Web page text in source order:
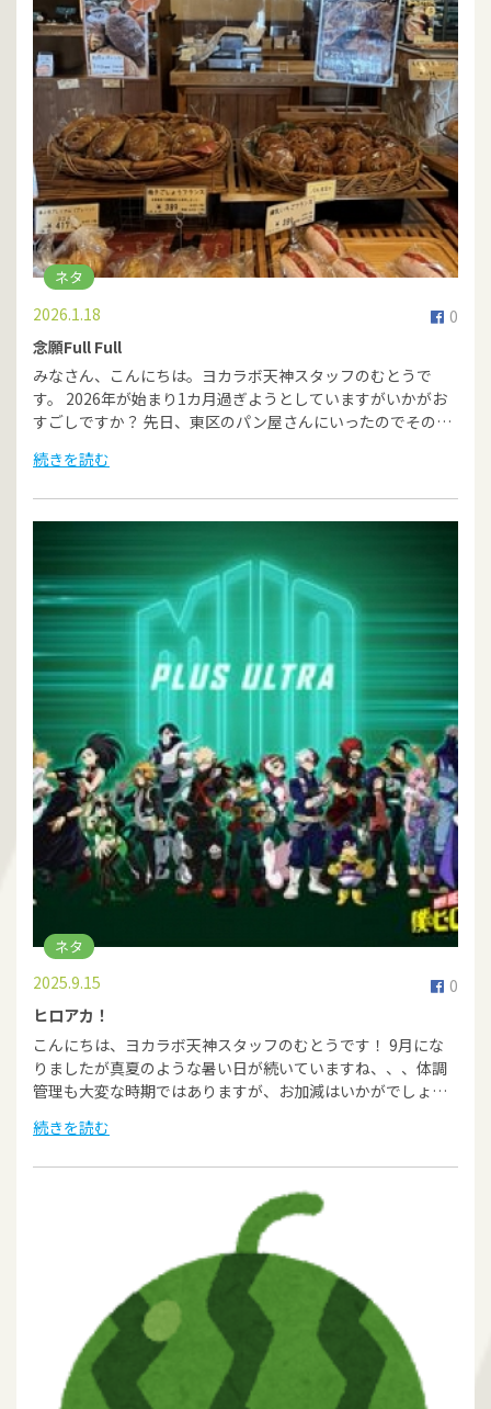
ネタ
0
2026.1.18
念願Full Full
みなさん、こんにちは。ヨカラボ天神スタッフのむとうで
す。 2026年が始まり1カ月過ぎようとしていますがいかがお
すごしですか？ 先日、東区のパン屋さんにいったのでその…
続きを読む
ネタ
0
2025.9.15
ヒロアカ！
こんにちは、ヨカラボ天神スタッフのむとうです！ 9月にな
りましたが真夏のような暑い日が続いていますね、、、体調
管理も大変な時期ではありますが、お加減はいかがでしょ…
続きを読む